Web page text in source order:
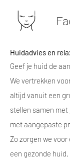
Huidadvies en
Geef je huid de
We vertrekken
altijd vanuit een
stellen samen
met aangepaste
Zo zorgen we
een gezonde